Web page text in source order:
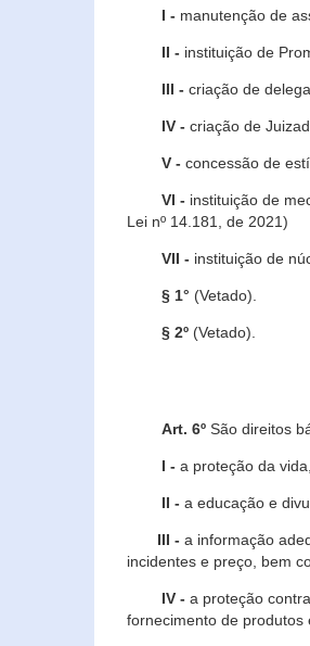
I - manutenção de
II - instituição de
III - criação de
IV - criação de
V - concessão de
VI - instituição de
Lei nº 14.181, de 2021)
VII - instituição de
§ 1° (Vetado).
§ 2º (Vetado).
Art. 6º São direitos
I - a proteção da
II - a educação e
III - a informação
incidentes e preço,
IV - a proteção
fornecimento de produtos